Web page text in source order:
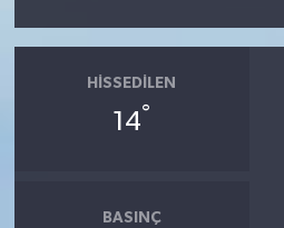
HISSEDILEN
14°
BASINÇ